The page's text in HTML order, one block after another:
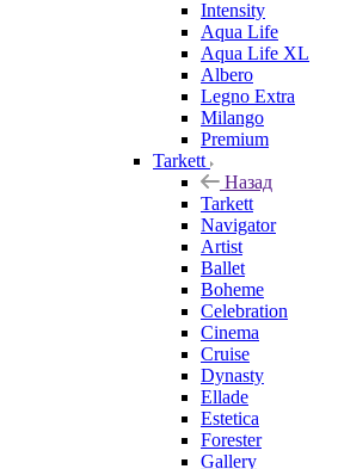
Intensity
Aqua Life
Aqua Life XL
Albero
Legno Extra
Milango
Premium
Tarkett
Назад
Tarkett
Navigator
Artist
Ballet
Boheme
Celebration
Cinema
Cruise
Dynasty
Ellade
Estetica
Forester
Gallery